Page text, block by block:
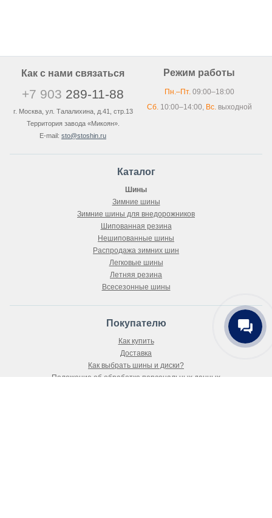
Менеджер
Здравствуйте! Готов помочь
вам. Напишите мне, если у
вас появятся вопросы
Как с нами связаться
+7 903 289-11-88
г. Москва, ул. Талалихина, д.41, стр.13
Территория завода «Микоян».
E-mail: sto@stoshin.ru
Режим работы
Пн.–Пт.09:00–18:00
Сб.10:00–14:00, Вс.выходной
Каталог
Шины
Зимние шины
Зимние шины для внедорожников
Шипованная резина
Нешипованные шины
Распродажа зимних шин
Легковые шины
Летняя резина
Всесезонные шины
Покупателю
Как купить
Доставка
Как выбрать шины и диски?
Положение об обработке персональных данных